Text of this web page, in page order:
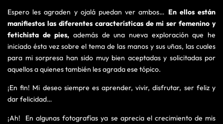
Espero les agraden y ojalá puedan ver ambos… En ellos están
manifiestos las diferentes características de mi ser femenino y
fetichista de pies, además de una nueva exploración que he
iniciado ésta vez sobre el tema de las manos y sus uñas, las cuales
para mi sorpresa han sido muy bien aceptadas y solicitadas por
aquellos a quienes también les agrada ese tópico.
¡En fin! Mi deseo siempre es aprender, vivir, disfrutar, ser feliz y
dar felicidad…
¡Ah! En algunas fotografías ya se aprecia el crecimiento de mis